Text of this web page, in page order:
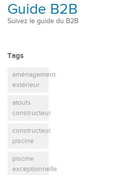
Guide B2B
Suivez le guide du B2B
Tags
aménagement
extérieur
atouts
constructeur
constructeur
piscine
piscine
exceptionnelle